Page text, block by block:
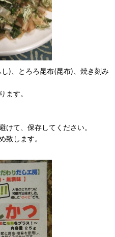
)、とろろ昆布(昆布)、焼き刻み
ます。
けて、保存してください。
致します。